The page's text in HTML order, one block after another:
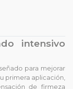
intensivo
para mejorar
primera aplicación,
de firmeza